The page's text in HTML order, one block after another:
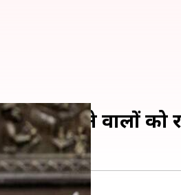
देशों से आने वालों को